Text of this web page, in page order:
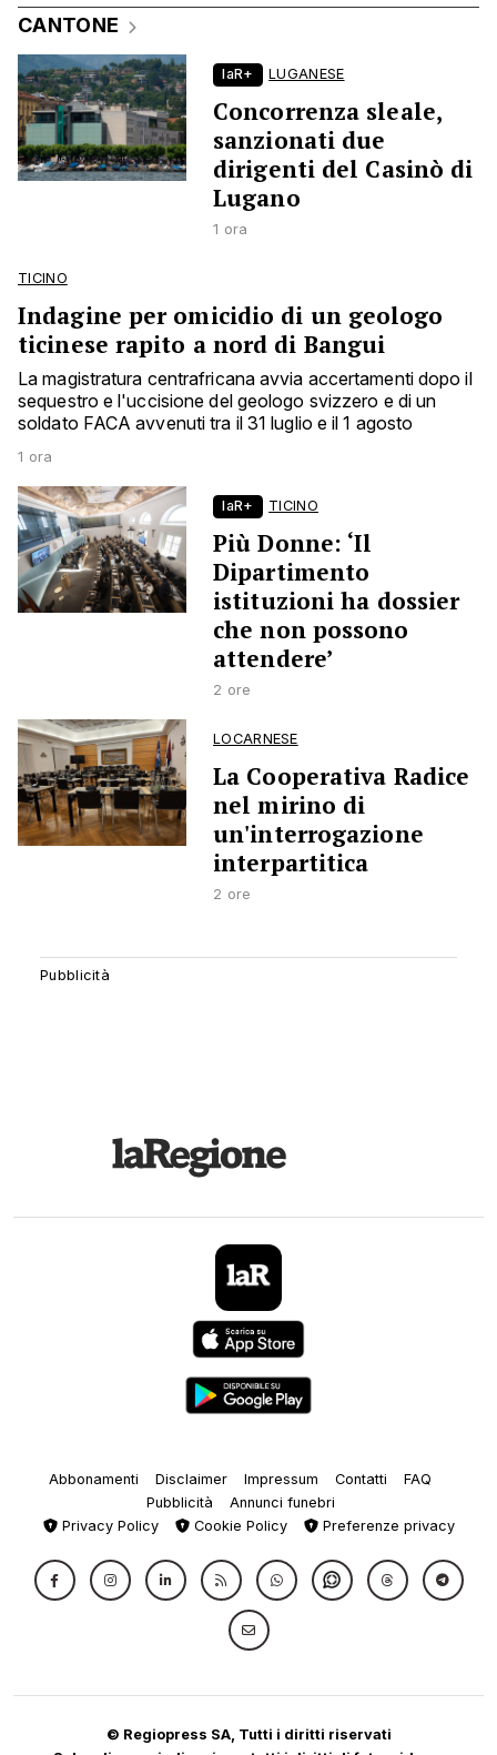
CANTONE
laR+ LUGANESE
Concorrenza sleale,
sanzionati due
dirigenti del Casinò di
Lugano
1 ora
TICINO
Indagine per omicidio di un geologo
ticinese rapito a nord di Bangui
La magistratura centrafricana avvia accertamenti dopo il
sequestro e l'uccisione del geologo svizzero e di un
soldato FACA avvenuti tra il 31 luglio e il 1 agosto
1 ora
laR+ TICINO
Più Donne: ‘Il
Dipartimento
istituzioni ha dossier
che non possono
attendere’
2 ore
LOCARNESE
La Cooperativa Radice
nel mirino di
un'interrogazione
interpartitica
2 ore
Abbonamenti Disclaimer Impressum Contatti
FAQ
Pubblicità
Annunci funebri
Privacy Policy
Cookie Policy Preferenze privacy
© Regiopress SA, Tutti i diritti riservati